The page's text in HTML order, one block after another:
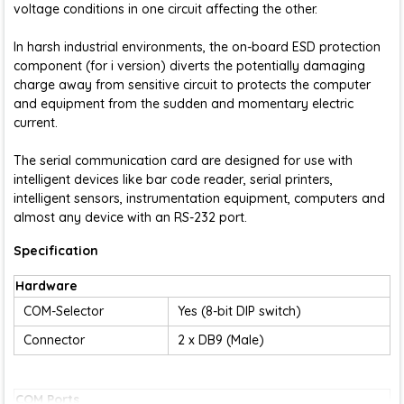
voltage conditions in one circuit affecting the other.
In harsh industrial environments, the on-board ESD protection
component (for i version) diverts the potentially damaging
charge away from sensitive circuit to protects the computer
and equipment from the sudden and momentary electric
current.
The serial communication card are designed for use with
intelligent devices like bar code reader, serial printers,
intelligent sensors, instrumentation equipment, computers and
almost any device with an RS-232 port.
Specification
Hardware
COM-Selector
Yes (8-bit DIP switch)
Connector
2 x DB9 (Male)
COM Ports